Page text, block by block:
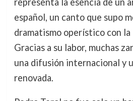
español, un canto que supo
dramatismo operístico con
Gracias a su labor, muchas
una difusión internacional y
renovada.